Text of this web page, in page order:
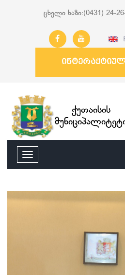
ცხელი ხაზი:(0431) 24-
ქუთაისის